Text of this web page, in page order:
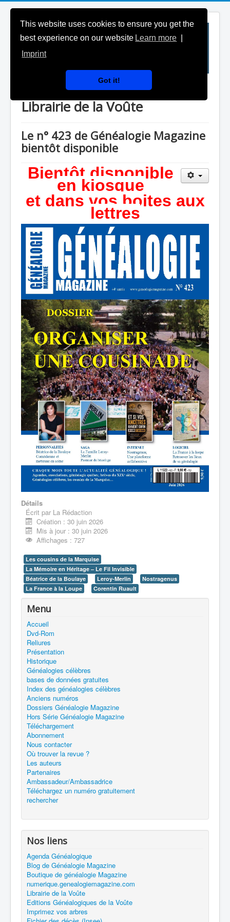
This website uses cookies to ensure you get the
best experience on our website Learn more
Imprint
Got it!
Généalogie Magazine & la
Librairie de la Voûte
Le n° 423 de Généalogie Magazine
bientôt disponible
Bientôt disponible
en kiosque
et dans vos boites aux
lettres
Détails
Écrit par La Rédaction
Création : 30 juin 2026
Mis à jour : 30 juin 2026
Affichages : 727
Les cousins de la Marquise
La Mémoire en Héritage – Le Fil Invisible
Béatrice de la Boulaye
Leroy-Merlin
Nostragenus
La France à la Loupe
Corentin Ruault
Menu
Accueil
Dvd-Rom
Reliures
Présentation
Historique
Généalogies célèbres
bases de données gratuites
Index des généalogies célèbres
Anciens numéros
Dossiers Généalogie Magazine
Hors Série Généalogie Magazine
Téléchargement
Abonnement
Nous contacter
Où trouver la revue ?
Les auteurs
Partenaires
Ambassadeur/Ambassadrice
Téléchargez un numéro gratuitement
rechercher
Nos liens
Agenda Généalogique
Blog de Généalogie Magazine
Boutique de généalogie Magazine
numerique.genealogiemagazine.com
Librairie de la Voûte
Editions Généalogiques de la Voûte
Imprimez vos arbres